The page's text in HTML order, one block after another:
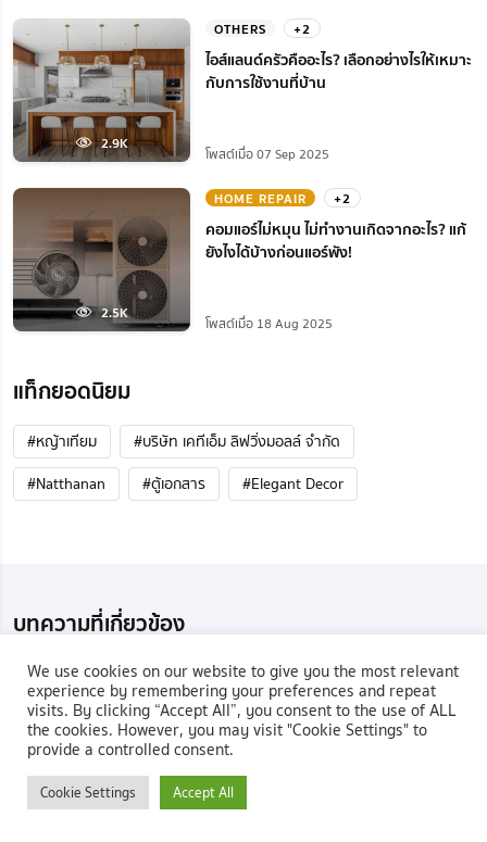
2.9K
OTHERS +2
ไอส์แลนด์ครัวคืออะไร? เลือกอย่างไรให้เหมาะ
กับการใช้งานที่บ้าน
โพสต์เมื่อ 07 Sep 2025
2.5K
HOME REPAIR +2
คอมแอร์ไม่หมุน ไม่ทํางานเกิดจากอะไร? แก้
ยังไงได้บ้างก่อนแอร์พัง!
โพสต์เมื่อ 18 Aug 2025
แท็กยอดนิยม
#หญ้าเทียม
#บริษัท เคทีเอ็ม ลิฟวิ่งมอลล์ จำกัด
#Natthanan
#ตู้เอกสาร #Elegant Decor
บทความที่เกี่ยวข้อง
We use cookies on our website to give you the most relevant
experience by remembering your preferences and repeat
visits. By clicking “Accept All”, you consent to the use of ALL
the cookies. However, you may visit "Cookie Settings" to
provide a controlled consent.
Cookie Settings Accept All